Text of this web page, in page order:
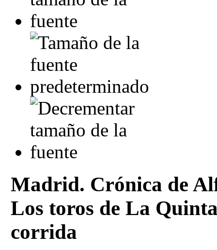
Madrid. Crónica de
Los toros de La
corrida